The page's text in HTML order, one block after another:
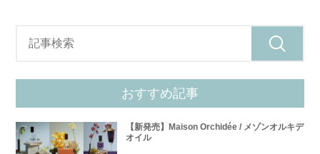
おすすめ記事
【新発売】Maison Orchidée / メゾンオルキデ
オイル